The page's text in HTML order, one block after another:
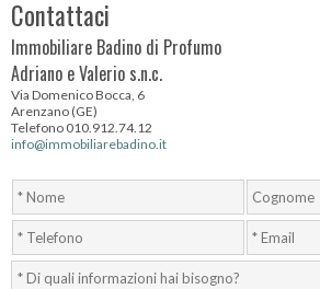
Contattaci
Immobiliare Badino di Profumo
Adriano e Valerio s.n.c.
Via Domenico Bocca, 6
Arenzano (GE)
Telefono 010.912.74.12
info@immobiliarebadino.it